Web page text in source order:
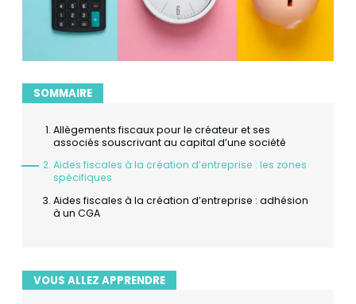
SOMMAIRE
Allègements fiscaux pour le créateur et ses
associés souscrivant au capital d’une société
Aides fiscales à la création d’entreprise : les zones
spécifiques
Aides fiscales à la création d’entreprise : adhésion
à un CGA
VOUS ALLEZ APPRENDRE